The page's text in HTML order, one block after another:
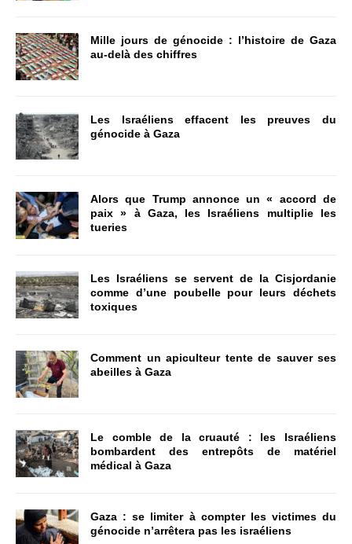
Mille jours de génocide : l’histoire de Gaza
au-delà des chiffres
Les Israéliens effacent les preuves du
génocide à Gaza
Alors que Trump annonce un « accord de
paix » à Gaza, les Israéliens multiplie les
tueries
Les Israéliens se servent de la Cisjordanie
comme d’une poubelle pour leurs déchets
toxiques
Comment un apiculteur tente de sauver ses
abeilles à Gaza
Le comble de la cruauté : les Israéliens
bombardent des entrepôts de matériel
médical à Gaza
Gaza : se limiter à compter les victimes du
génocide n’arrêtera pas les israéliens